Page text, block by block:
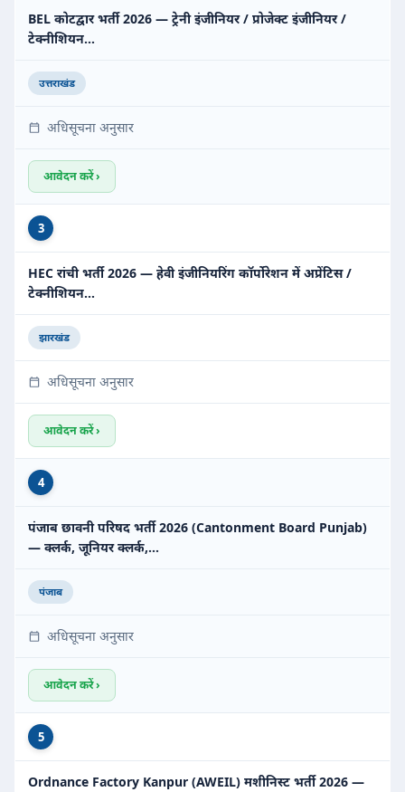
BEL कोटद्वार भर्ती 2026 — ट्रेनी इंजीनियर / प्रोजेक्ट इंजीनियर /
टेक्नीशियन…
उत्तराखंड
अधिसूचना अनुसार
आवेदन करें ›
3
HEC रांची भर्ती 2026 — हेवी इंजीनियरिंग कॉर्पोरेशन में अप्रेंटिस /
टेक्नीशियन…
झारखंड
अधिसूचना अनुसार
आवेदन करें ›
4
पंजाब छावनी परिषद भर्ती 2026 (Cantonment Board Punjab)
— क्लर्क, जूनियर क्लर्क,…
पंजाब
अधिसूचना अनुसार
आवेदन करें ›
5
Ordnance Factory Kanpur (AWEIL) मशीनिस्ट भर्ती 2026 —